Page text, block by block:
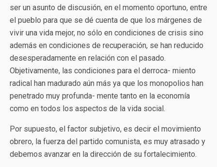
ser un asunto de discusión, en el momento oportuno, entre
el pueblo para que se dé cuenta de que los márgenes de
vivir una vida mejor, no sólo en condiciones de crisis sino
además en condiciones de recuperación, se han reducido
desesperadamente en relación con el pasado.
Objetivamente, las condiciones para el derroca- miento
radical han madurado aún más ya que los monopolios han
penetrado muy profunda- mente tanto en la economía
como en todos los aspectos de la vida social.
Por supuesto, el factor subjetivo, es decir el movimiento
obrero, la fuerza del partido comunista, es muy atrasado y
debemos avanzar en la dirección de su fortalecimiento.